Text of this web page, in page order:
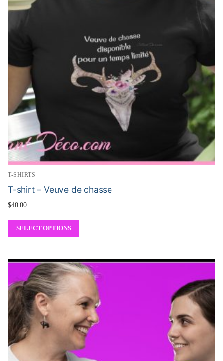
T-SHIRTS
T-shirt – Veuve de chasse
$40.00
SELECT OPTIONS